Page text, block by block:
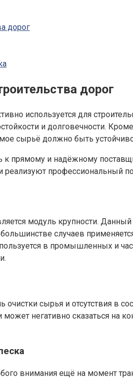
дорог
дорог
используется для
и долговечности.
сырьё должно быть
прямому и надёжному
профессиональный
модуль крупности.
случаев
в промышленных и
сырья и отсутствия в
негативно сказаться на
внимания ещё на момент